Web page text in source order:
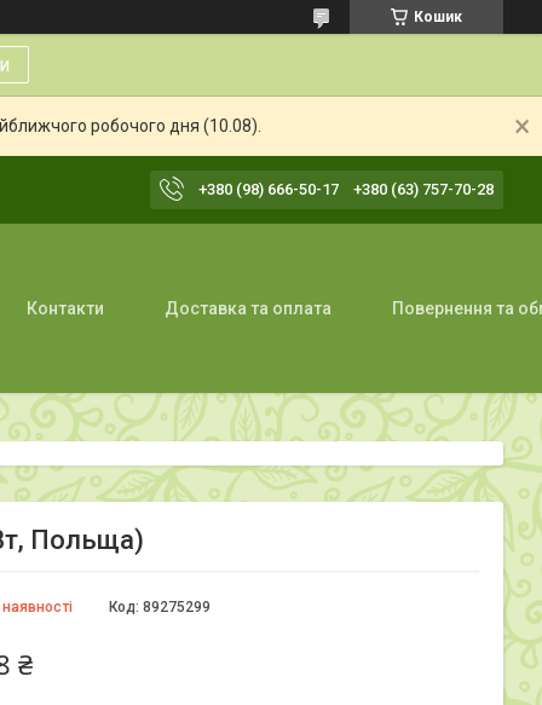
Кошик
робочого дня (10.08).
+380 (98) 666-50-17 +380 (63) 757-70-28
Контакти Доставка та оплата Повернення та
Польща)
Код: 89275299
₴